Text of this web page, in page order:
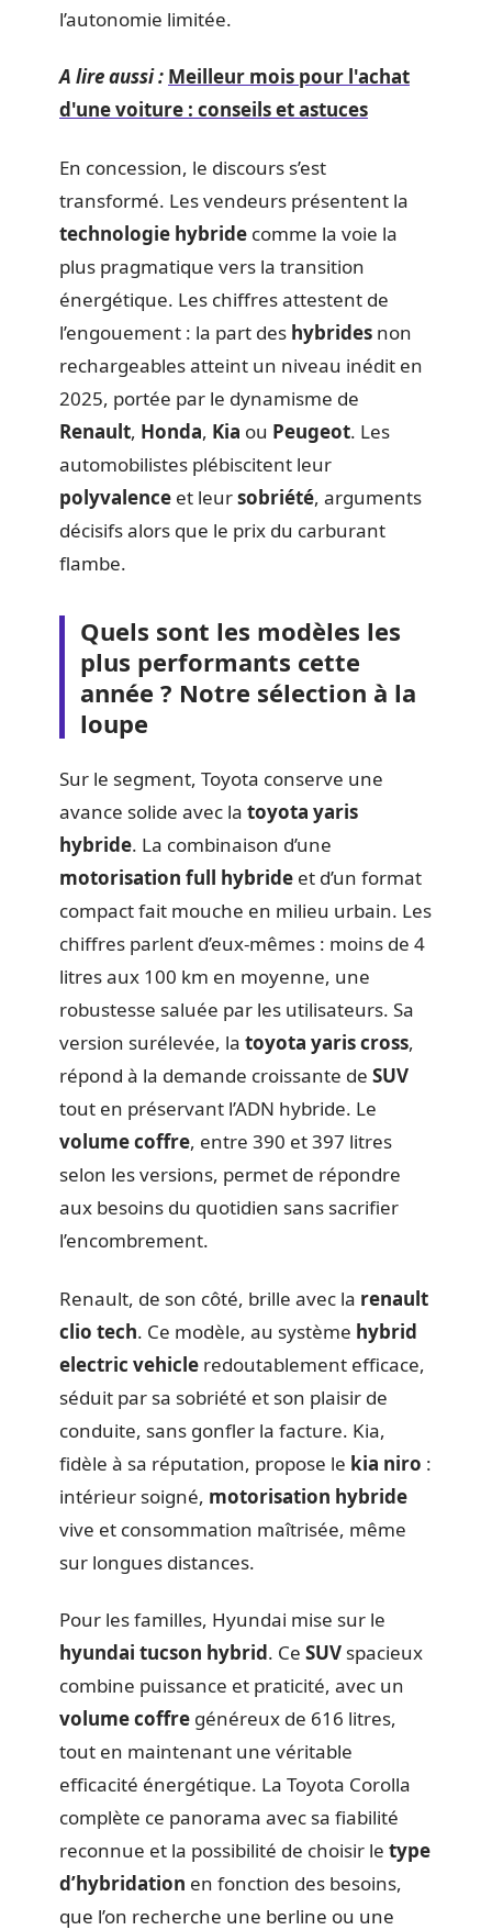
l’autonomie limitée.
A lire aussi : Meilleur mois pour l'achat
d'une voiture : conseils et astuces
En concession, le discours s’est
transformé. Les vendeurs présentent la
technologie hybride comme la voie la
plus pragmatique vers la transition
énergétique. Les chiffres attestent de
l’engouement : la part des hybrides non
rechargeables atteint un niveau inédit en
2025, portée par le dynamisme de
Renault, Honda, Kia ou Peugeot. Les
automobilistes plébiscitent leur
polyvalence et leursobriété, arguments
décisifs alors que le prix du carburant
flambe.
Quels sont les modèles les
plus performants cette
année ? Notre sélection à la
loupe
Sur le segment, Toyota conserve une
avance solide avec la toyota yaris
hybride. La combinaison d’une
motorisation full hybride et d’un format
compact fait mouche en milieu urbain. Les
chiffres parlent d’eux-mêmes : moins de 4
litres aux 100 km en moyenne, une
robustesse saluée par les utilisateurs. Sa
version surélevée, la toyota yaris cross,
répond à la demande croissante de SUV
tout en préservant l’ADN hybride. Le
volume coffre, entre 390 et 397 litres
selon les versions, permet de répondre
aux besoins du quotidien sans sacrifier
l’encombrement.
Renault, de son côté, brille avec la renault
clio tech. Ce modèle, au système hybrid
electric vehicle redoutablement efficace,
séduit par sa sobriété et son plaisir de
conduite, sans gonfler la facture. Kia,
fidèle à sa réputation, propose le kia niro :
intérieur soigné, motorisation hybride
vive et consommation maîtrisée, même
sur longues distances.
Pour les familles, Hyundai mise sur le
hyundai tucson hybrid. Ce SUV spacieux
combine puissance et praticité, avec un
volume coffre généreux de 616 litres,
tout en maintenant une véritable
efficacité énergétique. La Toyota Corolla
complète ce panorama avec sa fiabilité
reconnue et la possibilité de choisir le type
d’hybridation en fonction des besoins,
que l’on recherche une berline ou une